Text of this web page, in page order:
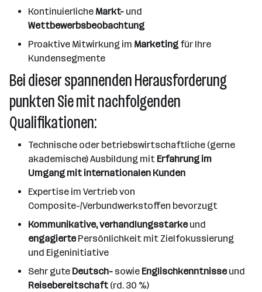
Kontinuierliche Markt- und
Wettbewerbsbeobachtung
Proaktive Mitwirkung im Marketing für Ihre
Kundensegmente
Bei dieser spannenden Herausforderung
punkten Sie mit nachfolgenden
Qualifikationen:
Technische oder betriebswirtschaftliche (gerne
akademische) Ausbildung mit Erfahrung im
Umgang mit internationalen Kunden
Expertise im Vertrieb von
Composite-/Verbundwerkstoffen bevorzugt
Kommunikative, verhandlungsstarkeund
engagiertePersönlichkeit mit Zielfokussierung
und Eigeninitiative
Sehr gute Deutsch- sowie Englischkenntnisseund
Reisebereitschaft (rd. 30 %)